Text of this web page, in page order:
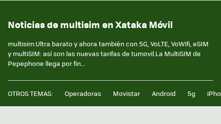
Noticias de multisim en Xataka Móvil
multisim:Ultra barato y ahora también con 5G, VoLTE, VoWifi, eSIM
y multiSIM: así son las nuevas tarifas de tumovil.La MultiSIM de
Pepephone llega por fin...
OTROS TEMAS: Operadoras Movistar Android 5g